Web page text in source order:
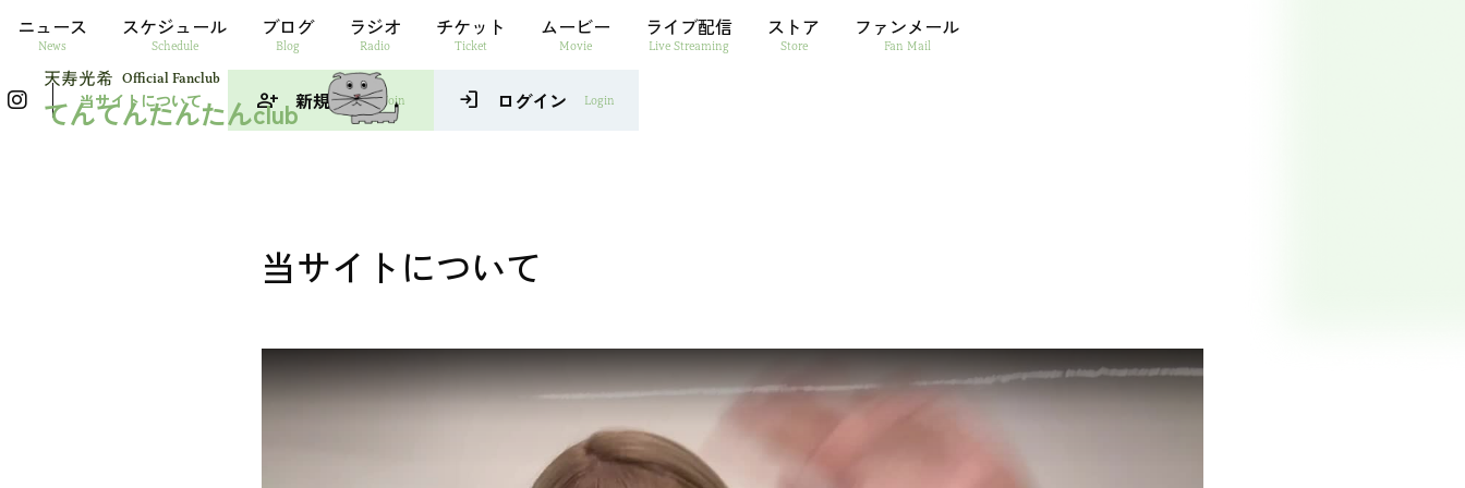
Official Fanclub
てんてんたんたんclub
ニュース
News
スケジュール
Schedule
ブログ
Blog
ラジオ
Radio
チケット
Ticket
ムービー
Movie
ライブ配信
Live Streaming
ストア
Store
ファンメール
Fan Mail
当サイトについて person_add 新規入会 Join login ログイン Login
当サイトについて